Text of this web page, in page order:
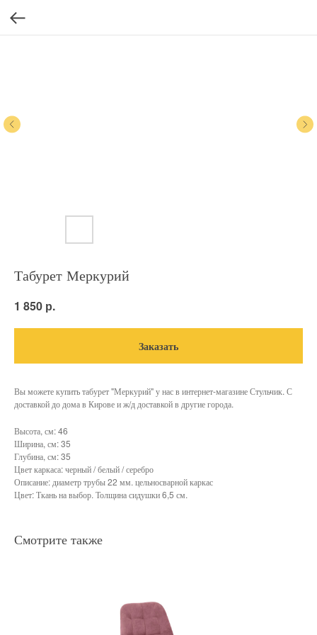
Табурет Меркурий
1 850 р.
Заказать
Вы можете купить табурет "Меркурий" у нас в интернет-магазине Стульчик. С
доставкой до дома в Кирове и ж/д доставкой в другие города.
Высота, см: 46
Ширина, см: 35
Глубина, см: 35
Цвет каркаса: черный / белый / серебро
Описание: диаметр трубы 22 мм. цельносварной каркас
Цвет: Ткань на выбор. Толщина сидушки 6,5 см.
Смотрите также